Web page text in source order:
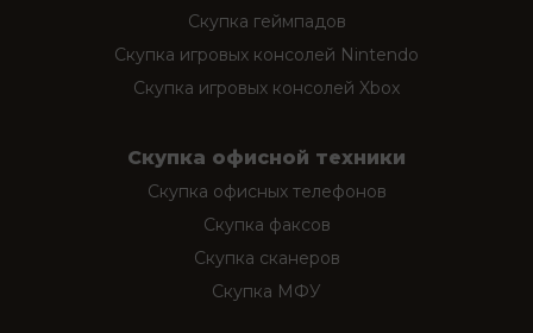
Скупка геймпадов
Скупка игровых консолей Nintendo
Скупка игровых консолей Xbox
Скупка офисной техники
Скупка офисных телефонов
Скупка факсов
Скупка сканеров
Скупка МФУ